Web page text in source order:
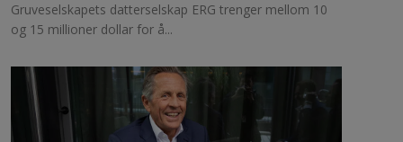
Gruveselskapets datterselskap ERG trenger mellom 10
og 15 millioner dollar for å...